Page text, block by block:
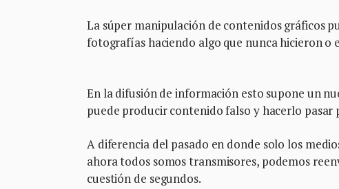
La súper manipulación de contenidos gráficos
fotografías haciendo algo que nunca hicieron o
En la difusión de información esto supone un
puede producir contenido falso y hacerlo pasar
A diferencia del pasado en donde solo los
ahora todos somos transmisores, podemos
cuestión de segundos.